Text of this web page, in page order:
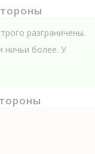
разграничены.
ничьи более. У